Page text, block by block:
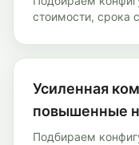
стоимости, срока
Усиленная
повышенные
Подбираем